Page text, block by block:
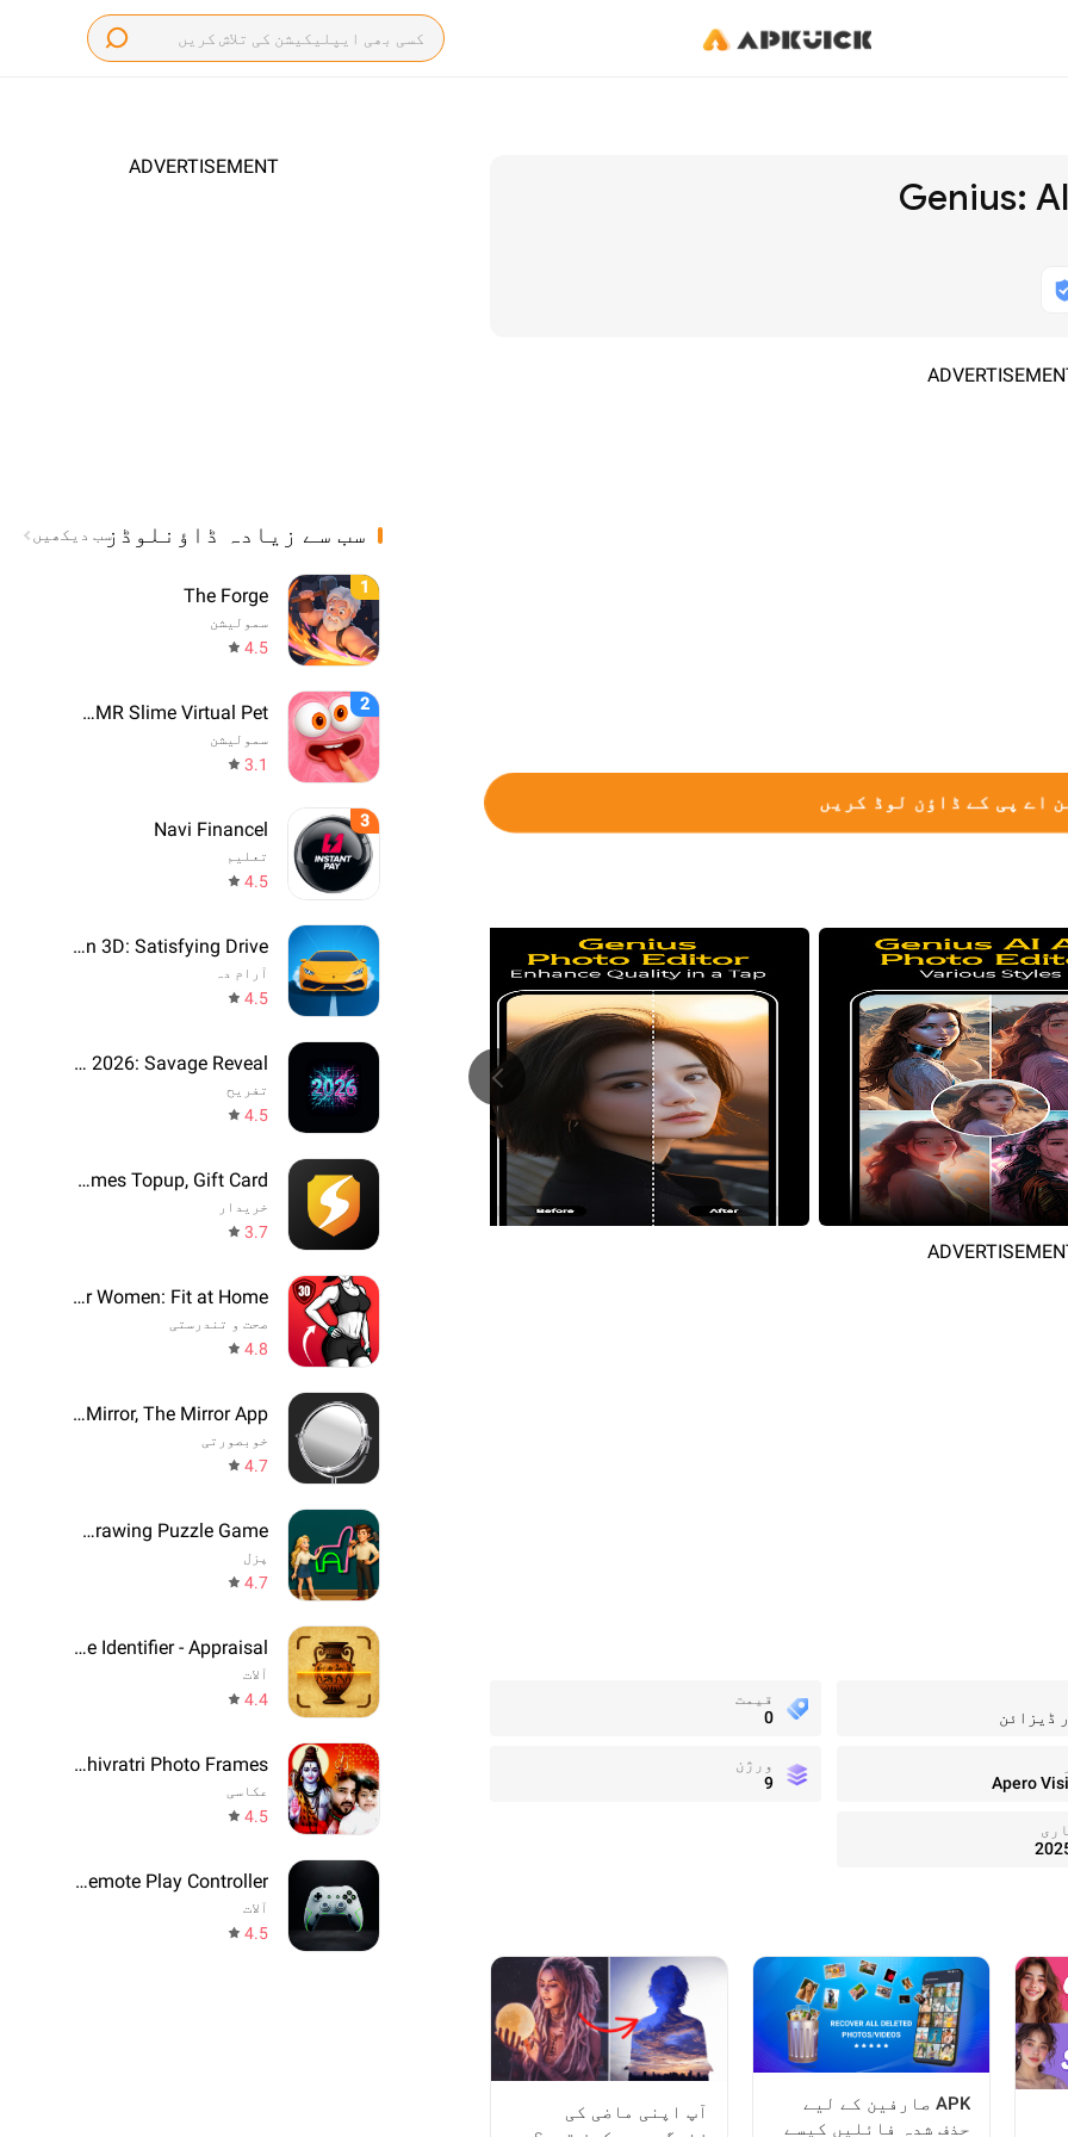
Genius:
اے پی کے ڈاؤن لوڈ کریں
ڈیزائن
قیمت
0
Apero
ورژن
9
APK صارفین کے لیے
حذف شدہ فائلیں کیسے
آپ اپنی ماضی کی
ADVERTISEMENT
سب سے زیادہ ڈاؤنلوڈزسب دیکھیں
1
The Forge
سمولیشن
4.5
2
Sonu - ASMR Slime Virtual Pet
سمولیشن
3.1
3
Navi Financel
تعلیم
4.5
Drift Run 3D: Satisfying Drive
آرام دہ
4.5
Prediction 2026: Savage Reveal
تفریح
4.5
SEAGM - Games Topup, Gift Card
خریدار
3.7
Workout for Women: Fit at Home
صحت و تندرستی
4.8
Beauty Mirror, The Mirror App
خوبصورتی
4.7
One Line: Drawing Puzzle Game
پزل
4.7
Antique Identifier - Appraisal
آلات
4.4
Maha Shivratri Photo Frames
عکاسی
4.5
Game Remote Play Controller
آلات
4.5